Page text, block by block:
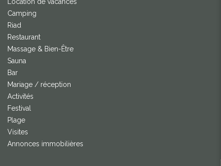
Location de vacances
Camping
Riad
Restaurant
Massage & Bien-Être
Sauna
Bar
Mariage / réception
Activités
Festival
Plage
Visites
Annonces immobilières